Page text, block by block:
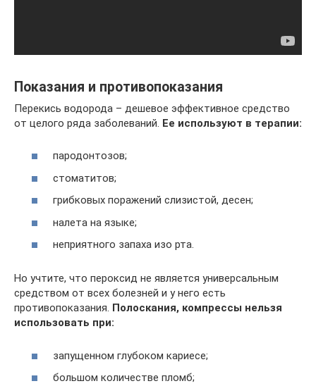
Показания и противопоказания
Перекись водорода – дешевое эффективное средство
от целого ряда заболеваний. Ее используют в терапии:
пародонтозов;
стоматитов;
грибковых поражений слизистой, десен;
налета на языке;
неприятного запаха изо рта.
Но учтите, что пероксид не является универсальным
средством от всех болезней и у него есть
противопоказания. Полоскания, компрессы нельзя
использовать при:
запущенном глубоком кариесе;
большом количестве пломб;